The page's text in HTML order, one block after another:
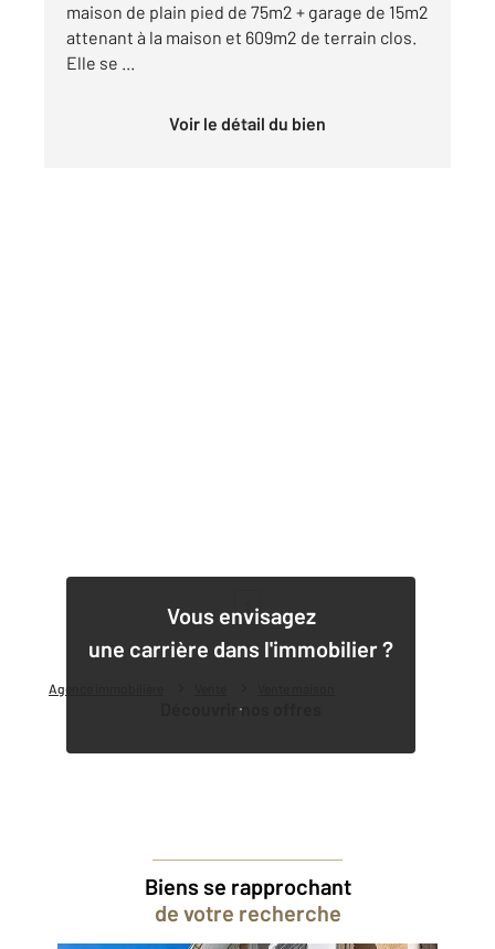
Agence immobilière
maison de plain pied de 75m2 + garage de 15m2
attenant à la maison et 609m2 de terrain clos.
Elle se ...
Voir le détail du bien
Vous envisagez
une carrière dans l'immobilier ?
Découvrir nos offres
Biens se rapprochant
de votre recherche